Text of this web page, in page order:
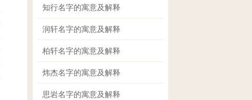
知行名字的寓意及解释
润轩名字的寓意及解释
柏轩名字的寓意及解释
炜杰名字的寓意及解释
思岩名字的寓意及解释